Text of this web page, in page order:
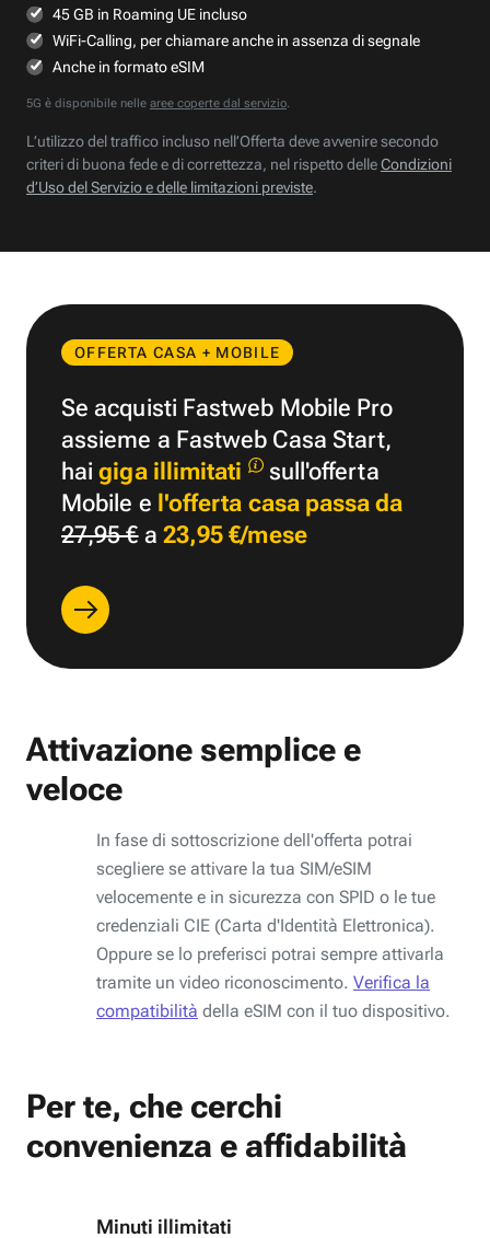
45 GB in Roaming UE incluso
WiFi-Calling, per chiamare anche in assenza di segnale
Anche in formato eSIM
5G è disponibile nelle aree coperte dal servizio.
L’utilizzo del traffico incluso nell’Offerta deve avvenire secondo
criteri di buona fede e di correttezza, nel rispetto delleCondizioni
d’Uso del Servizio e delle limitazioni previste.
OFFERTA CASA + MOBILE
Se acquisti Fastweb Mobile Pro
assieme a Fastweb Casa Start,
haigiga illimitati
sull'offerta
Mobile e l'offerta casa passa da
27,95 €a 23,95 €/mese
Attivazione semplice e
veloce
In fase di sottoscrizione dell'offerta potrai
scegliere se attivare la tua SIM/eSIM
velocemente e in sicurezza con SPID o le tue
credenziali CIE (Carta d'Identità Elettronica).
Oppure se lo preferisci potrai sempre attivarla
tramite un video riconoscimento. Verifica la
compatibilità della eSIM con il tuo dispositivo.
Per te, che cerchi
convenienza e affidabilità
Minuti illimitati